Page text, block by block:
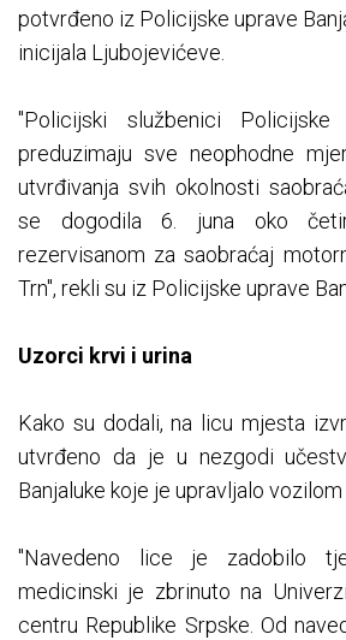
potvrđeno iz Policijske uprave
inicijala Ljubojevićeve.
"Policijski službenici Policijske
preduzimaju sve neophodne
utvrđivanja svih okolnosti
se dogodila 6. juna oko
rezervisanom za saobraćaj
Trn", rekli su iz Policijske uprave
Uzorci krvi i urina
Kako su dodali, na licu mjesta
utvrđeno da je u nezgodi
Banjaluke koje je upravljalo vozilom
"Navedeno lice je zadobilo
medicinski je zbrinuto na
centru Republike Srpske. Od